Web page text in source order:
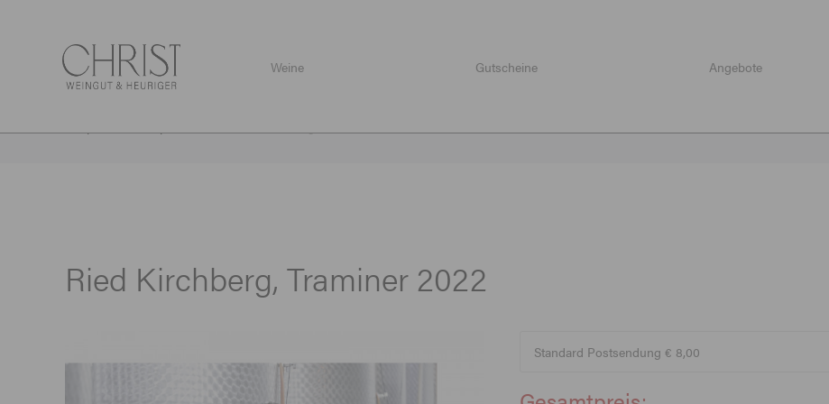
Weine Gutscheine Angebote
Ried Kirchberg, Traminer 2022